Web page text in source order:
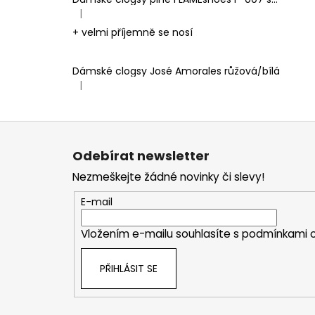
Hodnocení produktu je 5 z 5 hvězdiček.
|
+ velmi příjemně se nosí
Dámské clogsy José Amorales růžová/bílá
Hodnocení produktu je 4 z 5 hvězdiček.
|
Odebírat newsletter
Nezmeškejte žádné novinky či slevy!
E-mail
Vložením e-mailu souhlasíte s podmínkami
PŘIHLÁSIT SE